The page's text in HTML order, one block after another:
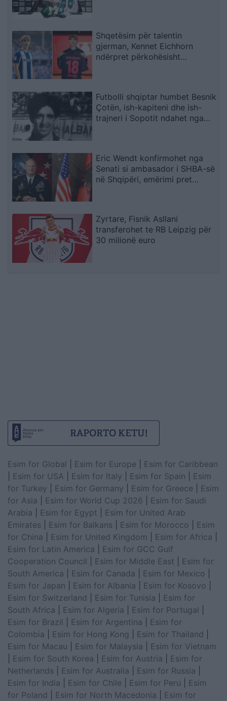
Shqetësim për talentin
gjerman, Kennet Eichhorn
ndërpret përkohësisht
Futbolli shqiptar humbet Besnik
Çotën, ish-kapiteni dhe ish-
trajneri i Sopotit ndahet nga
Eric Wendt konfirmohet nga
Senati si ambasador i SHBA-së
në Shqipëri, emërimi pret
Zyrtare, Fisnik Asllani
transferohet te RB Leipzig për
30 milionë euro
Esim for Global Esim for Europe
Esim for Caribbean
Esim for USA Esim for Italy Esim for Spain
Esim
for Turkey
Esim for Germany Esim for Greece
Esim
for Asia
Esim for World Cup 2026
Esim for Saudi
Arabia
Esim for Egypt
Esim for United Arab
Emirates
Esim for Balkans Esim for Morocco
Esim
for China
Esim for United Kingdom Esim for Africa
Esim for Latin America
Esim for GCC Gulf
Cooperation Council
Esim for Middle East
Esim for
South America
Esim for Canada Esim for Mexico
Esim for Japan
Esim for Albania Esim for Kosovo
Esim for Switzerland
Esim for Tunisia
Esim for
South Africa
Esim for Algeria Esim for Portugal
Esim for Brazil
Esim for Argentina
Esim for
Colombia
Esim for Hong Kong Esim for Thailand
Esim for Macau
Esim for Malaysia
Esim for Vietnam
Esim for South Korea Esim for Austria
Esim for
Netherlands
Esim for Australia Esim for Russia
Esim for India
Esim for Chile Esim for Peru
Esim
for Poland
Esim for North Macedonia
Esim for